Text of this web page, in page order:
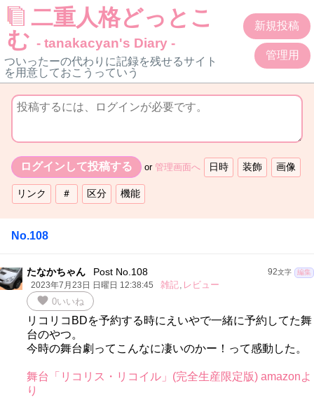
二重人格どっとこ
む - tanakacyan's Diary -
ついったーの代わりに記録を残せるサイト
を用意しておこうっていう
新規投稿
管理用
or 管理画面へ
No.108
92文字 編集
たなかちゃん Post No.108
2023年7月23日 日曜日 12:38:45 雑記, レビュー
favorite 0いいね
リコリコBDを予約する時にえいやで一緒に予約してた舞
台のやつ。
今時の舞台劇ってこんなに凄いのかー！って感動した。
舞台「リコリス・リコイル」(完全生産限定版) amazonよ
り